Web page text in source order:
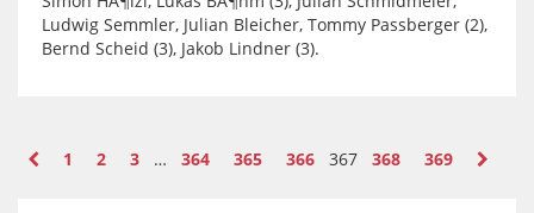
Ludwig Semmler, Julian Bleicher, Tommy Passberger (2),
Bernd Scheid (3), Jakob Lindner (3).
1 2 3 … 364 365 366 367 368 369